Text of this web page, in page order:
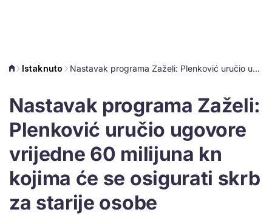
Istaknuto Nastavak programa Zaželi: Plenković uručio ugovore vrijedne 60 milijuna kn kojima će se osigurati skrb za starije osobe
Nastavak programa Zaželi:
Plenković uručio ugovore
vrijedne 60 milijuna kn
kojima će se osigurati skrb
za starije osobe